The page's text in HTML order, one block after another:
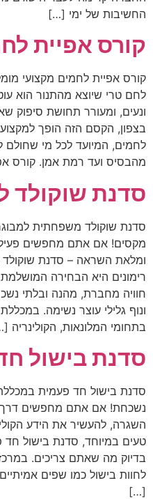
החשיבות של ימי […]
קורס אפיית
קורס אפיית לחמים מקצועי
לחם טרי שיוצא מהתנור הוא
ונעים, ומעורר תחושת סיפוק
בצפון, הקסם הזה הופך
לחמים, המיועד לכל מי שחולם
מהבסיס ועד רמת אמן. קורס
סדנת שוקולד
סדנת שוקולד משפחתית
מקסים! אם אתם מחפשים
ומלאת השראה – סדנת שוקולד
רימונים היא הבחירה
חוויה מחברת, מהנה ובלתי
ונוף גלילי עוצר נשימה.
בתחומי המלונאות, הקולינריה
סדנת בישול
סדנת בישול חד פעמית במכללת
נשכחת! אם אתם מחפשים דרך
השגרה, להעשיר את הידע
טעים במיוחד, סדנת בישול חד
בדיוק מה שאתם צריכים. במרכז
לחוות בישול כמו שפים
[…]